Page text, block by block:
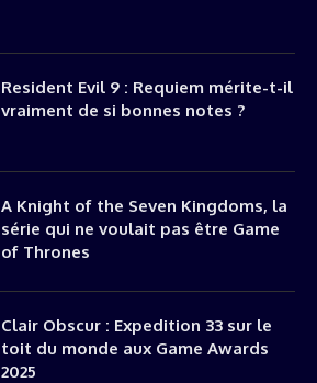
Resident Evil 9 : Requiem mérite-t-il
vraiment de si bonnes notes ?
A Knight of the Seven Kingdoms, la
série qui ne voulait pas être Game
of Thrones
Clair Obscur : Expedition 33 sur le
toit du monde aux Game Awards
2025